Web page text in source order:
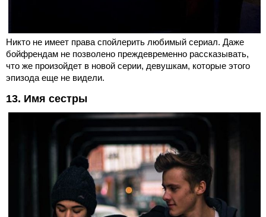
Никто не имеет права спойлерить любимый сериал. Даже
бойфрендам не позволено преждевременно рассказывать,
что же произойдет в новой серии, девушкам, которые этого
эпизода еще не видели.
13. Имя сестры